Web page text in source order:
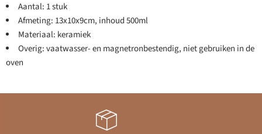
Aantal: 1 stuk
Afmeting: 13x10x9cm, inhoud 500ml
Materiaal: keramiek
Overig: vaatwasser- en magnetronbestendig, niet gebruiken in de
oven